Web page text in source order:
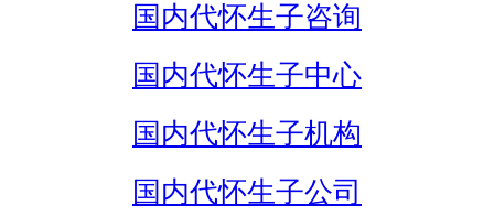
国内代怀生子咨询
国内代怀生子中心
国内代怀生子机构
国内代怀生子公司